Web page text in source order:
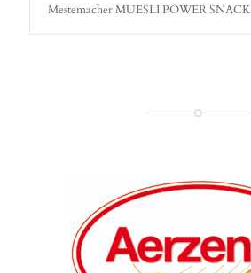
Mestemacher MUESLI POWER SNACK